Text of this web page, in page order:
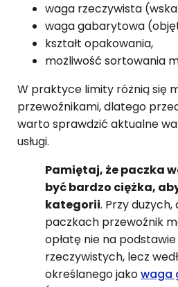
waga rzeczywista
waga gabarytowa
kształt opakowania,
możliwość sortowania
W praktyce limity różnią się
przewoźnikami, dlatego
warto sprawdzić aktualne
usługi.
Pamiętaj, że paczka
być bardzo ciężka,
kategorii. Przy
paczkach przewoźnik
opłatę nie na
rzeczywistych, lecz
określanego jakowaga